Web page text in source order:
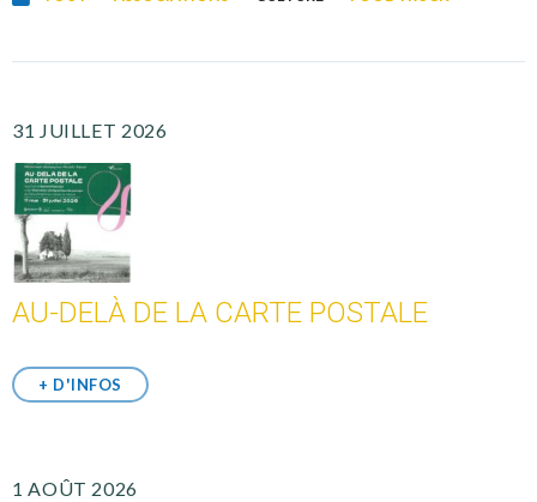
31 JUILLET 2026
AU-DELÀ DE LA CARTE POSTALE
+ D'INFOS
1 AOÛT 2026